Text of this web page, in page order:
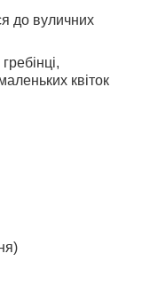
до вуличних
квіток